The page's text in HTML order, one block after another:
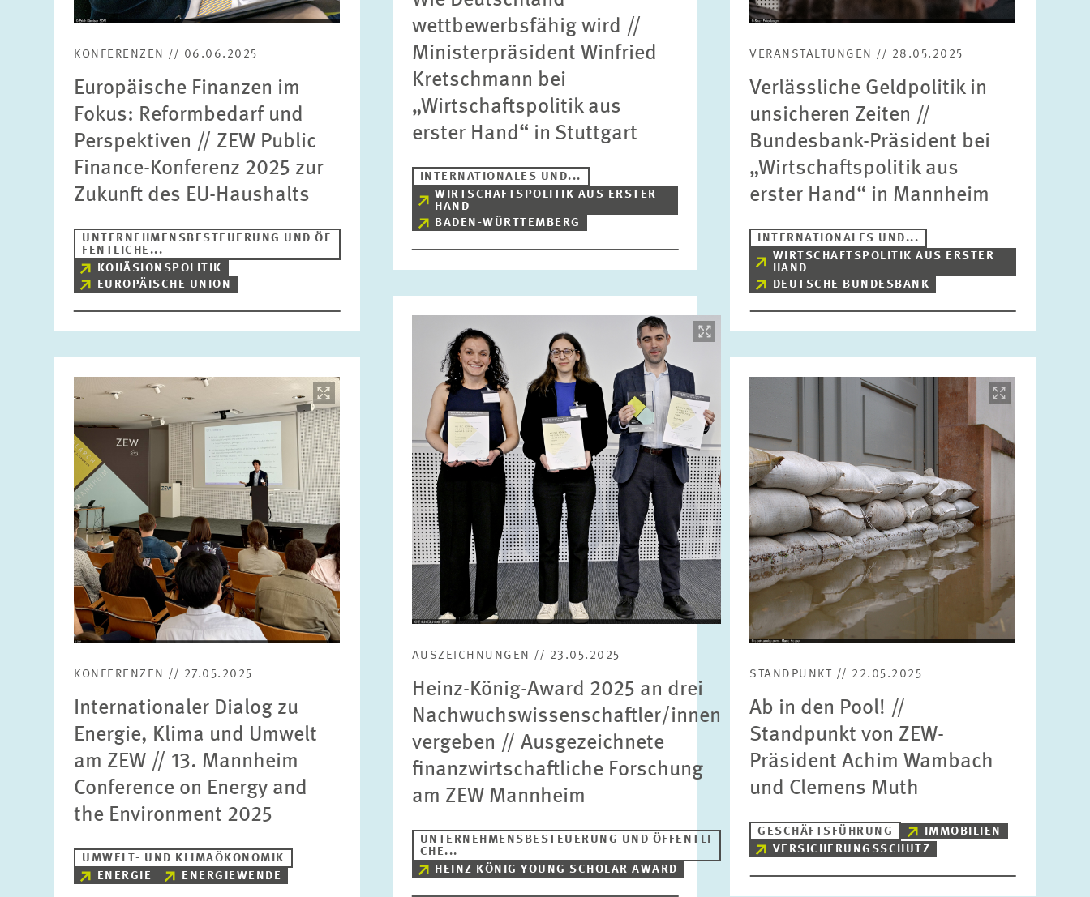
Bitte wählen
Schlagworte
ZURÜCKSETZEN
KONFERENZEN // 06.06.2025
Europäische Finanzen im
Fokus: Reformbedarf und
Perspektiven // ZEW Public
Finance-Konferenz 2025 zur
Zukunft des EU-Haushalts
UNTERNEHMENSBESTEUERUNG UND ÖF
FENTLICHE...
KOHÄSIONSPOLITIK
EUROPÄISCHE UNION
wettbewerbsfähig wird //
Ministerpräsident Winfried
Kretschmann bei
„Wirtschaftspolitik aus
erster Hand“ in Stuttgart
INTERNATIONALES UND...
WIRTSCHAFTSPOLITIK AUS ERSTER
HAND
BADEN-WÜRTTEMBERG
VERANSTALTUNGEN // 28.05.2025
Verlässliche Geldpolitik in
unsicheren Zeiten //
Bundesbank-Präsident bei
„Wirtschaftspolitik aus
erster Hand“ in Mannheim
INTERNATIONALES UND...
WIRTSCHAFTSPOLITIK AUS ERSTER
HAND
DEUTSCHE BUNDESBANK
öffnet
vergrößerter
Ansicht
KONFERENZEN // 27.05.2025
Internationaler Dialog zu
Energie, Klima und Umwelt
am ZEW // 13. Mannheim
Conference on Energy and
the Environment 2025
UMWELT- UND KLIMAÖKONOMIK
ENERGIE
ENERGIEWENDE
vergrößerter
Ansicht
AUSZEICHNUNGEN // 23.05.2025
Heinz-König-Award 2025 an drei
Nachwuchswissenschaftler/innen
vergeben // Ausgezeichnete
finanzwirtschaftliche Forschung
am ZEW Mannheim
UNTERNEHMENSBESTEUERUNG UND ÖFFENTLI
CHE...
HEINZ KÖNIG YOUNG SCHOLAR AWARD
vergrößerter
Ansicht
STANDPUNKT // 22.05.2025
Ab in den Pool! //
Standpunkt von ZEW-
Präsident Achim Wambach
und Clemens Muth
GESCHÄFTSFÜHRUNG
IMMOBILIEN
VERSICHERUNGSSCHUTZ